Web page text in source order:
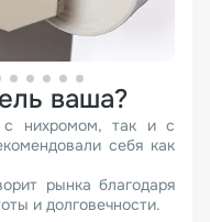
ваша?
нихромом, так и с
себя как
рынка благодаря
и долговечности.